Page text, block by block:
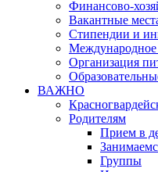
Финансово-
Вакантные
Стипендии и
Международное
Организация
ВАЖНО
Родителям
Прием в
Группы